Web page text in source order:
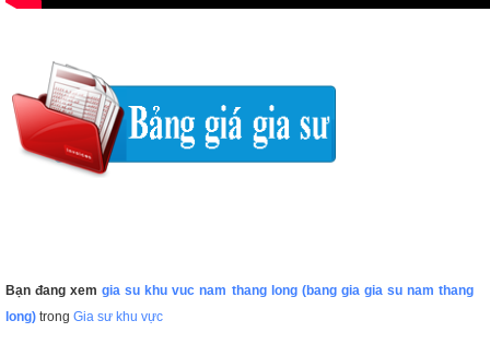
Bạn đang xemgia su khu vuc nam thang long (bang gia gia su nam thang
long) trong Gia sư khu vực